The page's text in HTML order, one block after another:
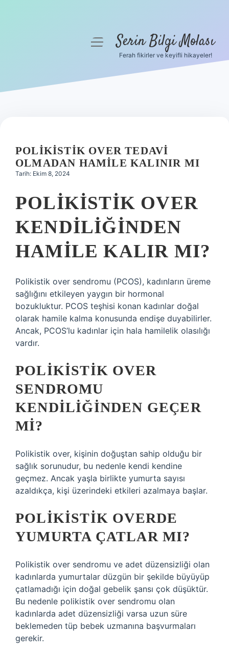
Hakkımızda
menüyüSerin Bilgi Molası
Ferah fikirler ve keyifli hikayeler!
POLIKISTIK OVER TEDAVI
OLMADAN HAMILE KALINIR MI
Tarih: Ekim 8, 2024
POLIKISTIK OVER
KENDILIĞINDEN
HAMILE KALIR MI?
Polikistik over sendromu (PCOS), kadınların üreme
sağlığını etkileyen yaygın bir hormonal
bozukluktur. PCOS teşhisi konan kadınlar doğal
olarak hamile kalma konusunda endişe duyabilirler.
Ancak, PCOS’lu kadınlar için hala hamilelik olasılığı
vardır.
POLIKISTIK OVER
SENDROMU
KENDILIĞINDEN GEÇER
MI?
Polikistik over, kişinin doğuştan sahip olduğu bir
sağlık sorunudur, bu nedenle kendi kendine
geçmez. Ancak yaşla birlikte yumurta sayısı
azaldıkça, kişi üzerindeki etkileri azalmaya başlar.
POLIKISTIK OVERDE
YUMURTA ÇATLAR MI?
Polikistik over sendromu ve adet düzensizliği olan
kadınlarda yumurtalar düzgün bir şekilde büyüyüp
çatlamadığı için doğal gebelik şansı çok düşüktür.
Bu nedenle polikistik over sendromu olan
kadınlarda adet düzensizliği varsa uzun süre
beklemeden tüp bebek uzmanına başvurmaları
gerekir.